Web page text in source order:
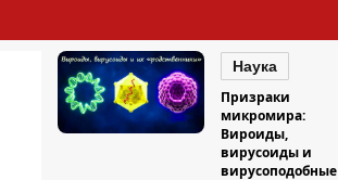
Наука
Призраки
микромира:
Вироиды,
вирусоиды и
вирусоподобные